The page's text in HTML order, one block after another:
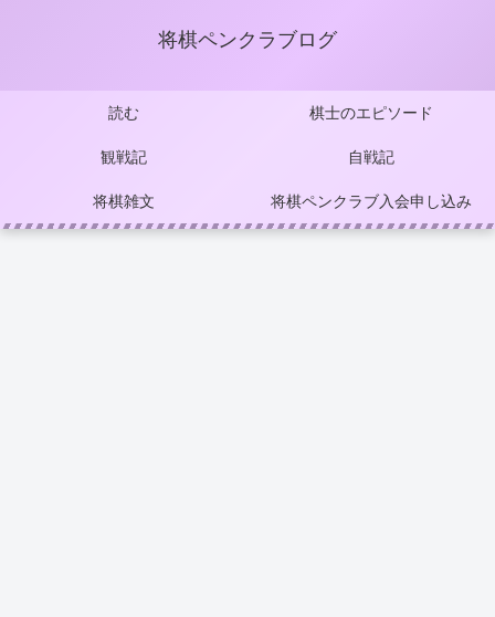
将棋ペンクラブログ
読む 棋士のエピソード
観戦記 自戦記
将棋雑文 将棋ペンクラブ入会申し込み